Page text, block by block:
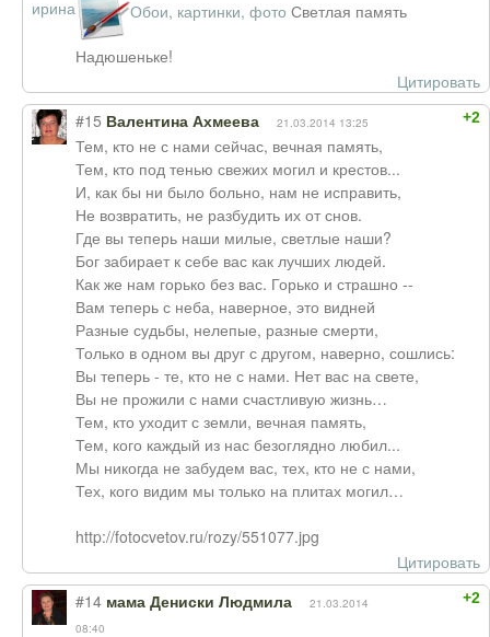
Обои, картинки, фото Светлая память
Надюшеньке!
Цитировать
+2
#15 Валентина Ахмеева 21.03.2014 13:25
Тем, кто не с нами сейчас, вечная память,
Тем, кто под тенью свежих могил и крестов...
И, как бы ни было больно, нам не исправить,
Не возвратить, не разбудить их от снов.
Где вы теперь наши милые, светлые наши?
Бог забирает к себе вас как лучших людей.
Как же нам горько без вас. Горько и страшно --
Вам теперь с неба, наверное, это видней
Разные судьбы, нелепые, разные смерти,
Только в одном вы друг с другом, наверно, сошлись:
Вы теперь - те, кто не с нами. Нет вас на свете,
Вы не прожили с нами счастливую жизнь…
Тем, кто уходит с земли, вечная память,
Тем, кого каждый из нас безоглядно любил...
Мы никогда не забудем вас, тех, кто не с нами,
Тех, кого видим мы только на плитах могил…
http://fotocvetov.ru/rozy/551077.jpg
Цитировать
+2
#14 мама Дениски Людмила
21.03.2014
08:40